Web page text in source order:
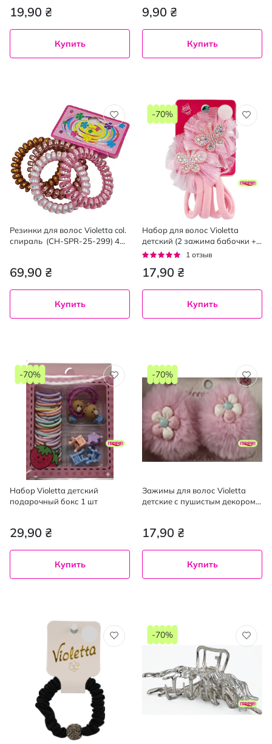
19,90 ₴
Купить
9,90 ₴
Купить
Резинки для волос Violetta col.
спираль (CH-SPR-25-299) 4
69,90 ₴
Купить
Набор для волос Violetta
детский (2 зажима бабочки +
4 резинки) 1 шт
Рейтинг:
1 отзыв
17,90 ₴
-70%
Купить
Набор Violetta детский
подарочный бокс 1 шт
29,90 ₴
-70%
Купить
Зажимы для волос Violetta
детские с пушистым декором в
17,90 ₴
-70%
Купить
-70%